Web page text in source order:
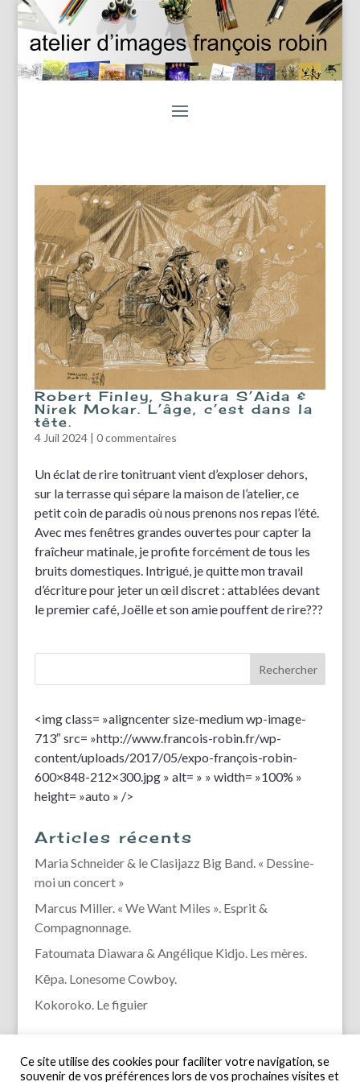
Robert Finley, Shakura S’Aida &
Nirek Mokar. L’âge, c’est dans la
tête.
4 Juil 2024| 0 commentaires
Un éclat de rire tonitruant vient d’exploser dehors,
sur la terrasse qui sépare la maison de l’atelier, ce
petit coin de paradis où nous prenons nos repas l’été.
Avec mes fenêtres grandes ouvertes pour capter la
fraîcheur matinale, je profite forcément de tous les
bruits domestiques. Intrigué, je quitte mon travail
d’écriture pour jeter un œil discret : attablées devant
le premier café, Joëlle et son amie pouffent de rire???
<img class= »aligncenter size-medium wp-image-
713″ src= »http://www.francois-robin.fr/wp-
content/uploads/2017/05/expo-françois-robin-
600×848-212×300.jpg » alt= » » width= »100% »
height= »auto » />
Articles récents
Maria Schneider & le Clasijazz Big Band. « Dessine-
moi un concert »
Marcus Miller. « We Want Miles ». Esprit &
Compagnonnage.
Fatoumata Diawara & Angélique Kidjo. Les mères.
Kēpa. Lonesome Cowboy.
Kokoroko. Le figuier
Ce site utilise des cookies pour faciliter votre navigation, se
souvenir de vos préférences lors de vos prochaines visites et